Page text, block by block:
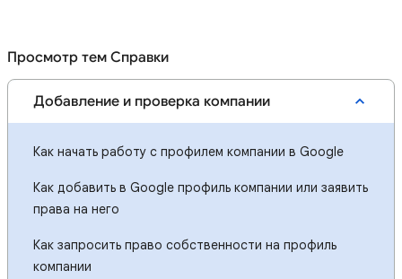
Просмотр тем Справки
Добавление и проверка компании
Как начать работу с профилем компании в Google
Как добавить в Google профиль компании или заявить
права на него
Как запросить право собственности на профиль
компании